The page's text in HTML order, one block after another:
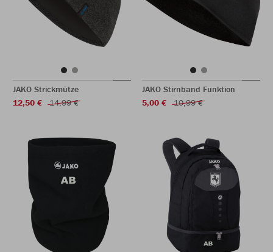
JAKO Strickmütze
12,50 €
14,99 €
JAKO Stirnband Funktion
5,00 €
10,99 €